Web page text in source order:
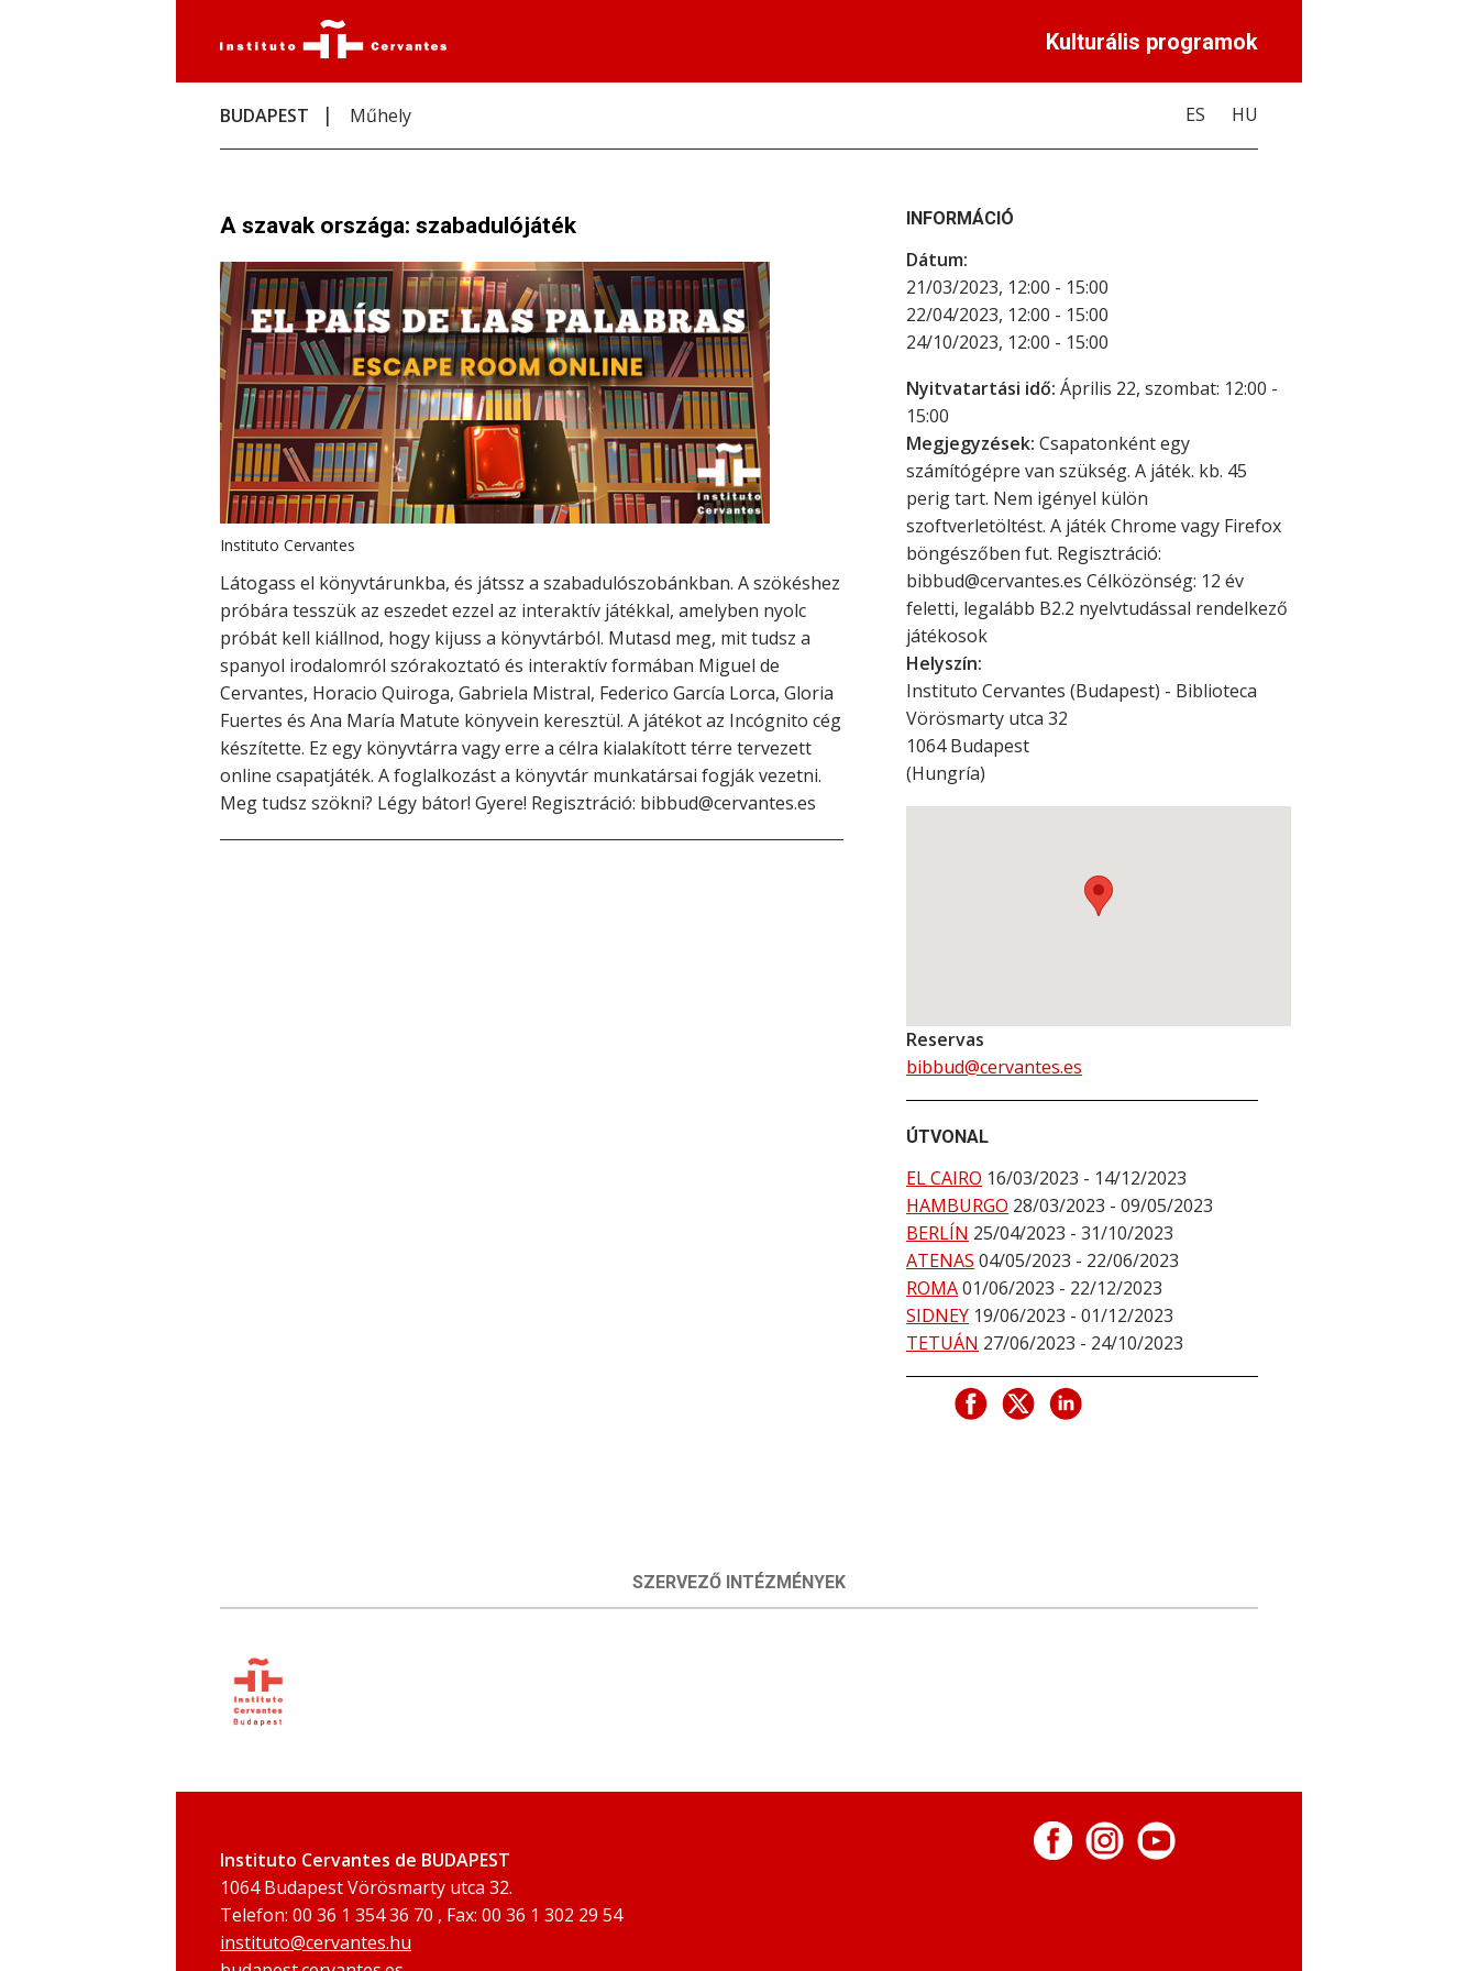
Kulturális programok
BUDAPEST Műhely ES HU
A szavak országa: szabadulójáték
Instituto Cervantes
Látogass el könyvtárunkba, és játssz a szabadulószobánkban. A szökéshez
próbára tesszük az eszedet ezzel az interaktív játékkal, amelyben nyolc
próbát kell kiállnod, hogy kijuss a könyvtárból. Mutasd meg, mit tudsz a
spanyol irodalomról szórakoztató és interaktív formában Miguel de
Cervantes, Horacio Quiroga, Gabriela Mistral, Federico García Lorca, Gloria
Fuertes és Ana María Matute könyvein keresztül. A játékot az Incógnito cég
készítette. Ez egy könyvtárra vagy erre a célra kialakított térre tervezett
online csapatjáték. A foglalkozást a könyvtár munkatársai fogják vezetni.
Meg tudsz szökni? Légy bátor! Gyere! Regisztráció: bibbud@cervantes.es
INFORMÁCIÓ
Dátum:
21/03/2023, 12:00 - 15:00
22/04/2023, 12:00 - 15:00
24/10/2023, 12:00 - 15:00
Nyitvatartási idő: Április 22, szombat: 12:00 -
15:00
Megjegyzések: Csapatonként egy
számítógépre van szükség. A játék. kb. 45
perig tart. Nem igényel külön
szoftverletöltést. A játék Chrome vagy Firefox
böngészőben fut. Regisztráció:
bibbud@cervantes.es Célközönség: 12 év
feletti, legalább B2.2 nyelvtudással rendelkező
játékosok
Helyszín:
Instituto Cervantes (Budapest) - Biblioteca
Vörösmarty utca 32
1064Budapest
(Hungría)
Reservas
bibbud@cervantes.es
ÚTVONAL
EL CAIRO 16/03/2023 - 14/12/2023
HAMBURGO 28/03/2023 - 09/05/2023
BERLÍN 25/04/2023 - 31/10/2023
ATENAS 04/05/2023 - 22/06/2023
ROMA01/06/2023 - 22/12/2023
SIDNEY 19/06/2023 - 01/12/2023
TETUÁN 27/06/2023 - 24/10/2023
SZERVEZŐ INTÉZMÉNYEK
Instituto Cervantes de BUDAPEST
1064 Budapest Vörösmarty utca 32.
Telefon: 00 36 1 354 36 70 , Fax: 00 36 1 302 29 54
instituto@cervantes.hu